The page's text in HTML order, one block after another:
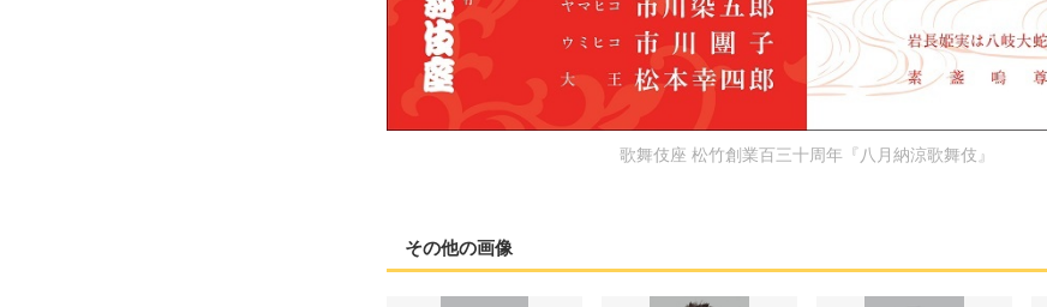
歌舞伎座 松竹創業百三十周年『八月納涼歌舞伎』
その他の画像